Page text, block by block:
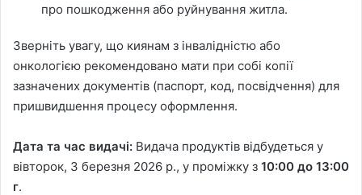
про пошкодження або руйнування житла.
Зверніть увагу, що киянам з інвалідністю або
онкологією рекомендовано мати при собі копії
зазначених документів (паспорт, код, посвідчення) для
пришвидшення процесу оформлення.
Дата та час видачі: Видача продуктів відбудеться у
вівторок, 3 березня 2026 р., у проміжку з 10:00 до 13:00
г.